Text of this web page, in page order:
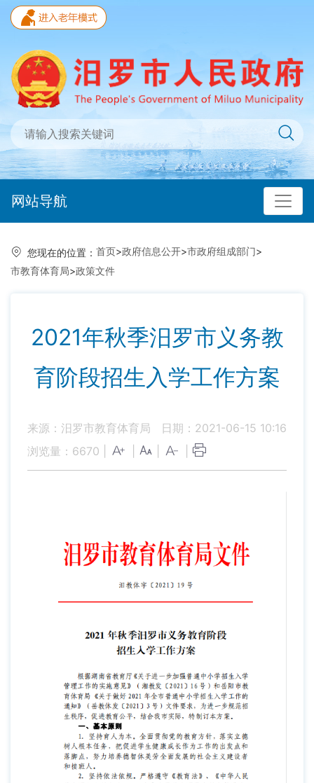
网站导航
您现在的位置： 首页>政府信息公开>市政府组成部门>
市教育体育局>政策文件
2021年秋季汨罗市义务教
育阶段招生入学工作方案
来源：汨罗市教育体育局
日期：2021-06-15 10:16
浏览量： 6670